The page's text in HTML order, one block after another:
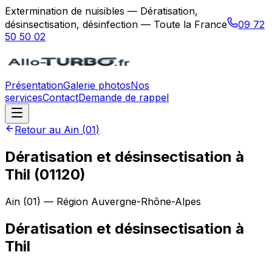
Extermination de nuisibles — Dératisation,
désinsectisation, désinfection — Toute la France
09 72
50 50 02
PrésentationGalerie photosNos
servicesContactDemande de rappel
Retour au Ain (01)
Dératisation et désinsectisation à
Thil (01120)
Ain (01) — Région Auvergne-Rhône-Alpes
Dératisation et désinsectisation à
Thil